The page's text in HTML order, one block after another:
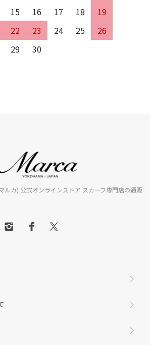
15 16 17 18
19
22 23 24 25
26
29 30
ルカ) 公式オンラインストア スカーフ専門店の通販